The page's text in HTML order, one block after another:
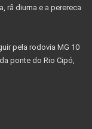
rã diurna e a perereca
pela rodovia MG 10
ponte do Rio Cipó,